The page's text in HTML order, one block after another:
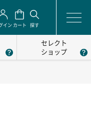
イン カート 探す
セレクト
ショップ